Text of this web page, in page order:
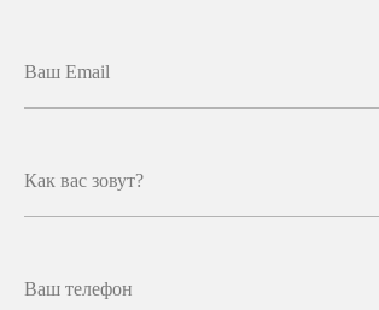
Ваш Email
Как вас зовут?
Ваш телефон